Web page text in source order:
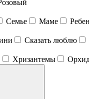
Семье Маме
Сказать люблю
Хризантемы